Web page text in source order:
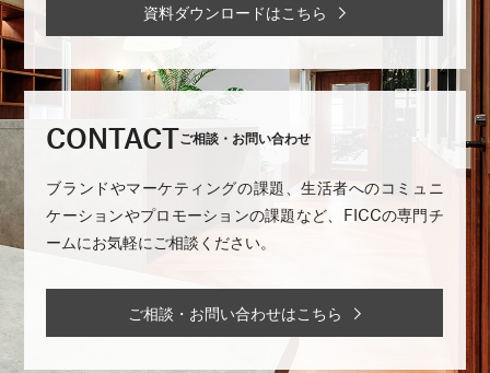
資料ダウンロードはこちら
CONTACTご相談・お問い合わせ
ブランドやマーケティングの課題、生活者へのコミュニ
ケーションやプロモーションの課題など、FICCの専門チ
ームにお気軽にご相談ください。
ご相談・お問い合わせはこちら